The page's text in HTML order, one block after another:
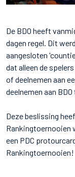
De BDO heeft
dagen regel. Dit
aangesloten
dat alleen de
of deelnemen aan
deelnemen aan
Deze beslissing
Rankingtoernooien
een PDC
Rankingtoernooien!